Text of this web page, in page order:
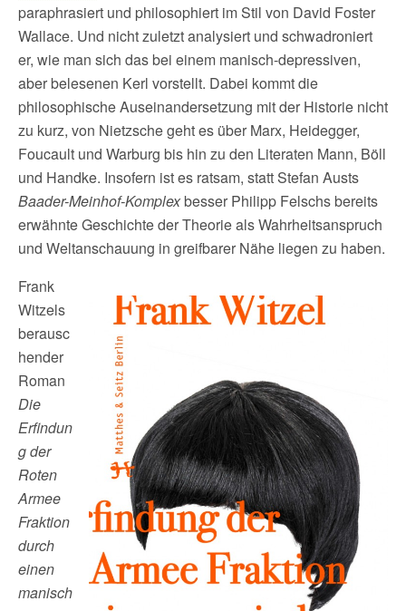
paraphrasiert und philosophiert im Stil von David Foster
Wallace. Und nicht zuletzt analysiert und schwadroniert
er, wie man sich das bei einem manisch-depressiven,
aber belesenen Kerl vorstellt. Dabei kommt die
philosophische Auseinandersetzung mit der Historie nicht
zu kurz, von Nietzsche geht es über Marx, Heidegger,
Foucault und Warburg bis hin zu den Literaten Mann, Böll
und Handke. Insofern ist es ratsam, statt Stefan Austs
Baader-Meinhof-Komplexbesser Philipp Felschs bereits
erwähnte Geschichte der Theorie als Wahrheitsanspruch
und Weltanschauung in greifbarer Nähe liegen zu haben.
Frank
Witzels
berausc
hender
Roman
Die
Erfindun
g der
Roten
Armee
Fraktion
durch
einen
manisch